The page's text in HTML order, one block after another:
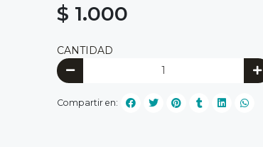
$ 1.000
CANTIDAD
Compartir en: